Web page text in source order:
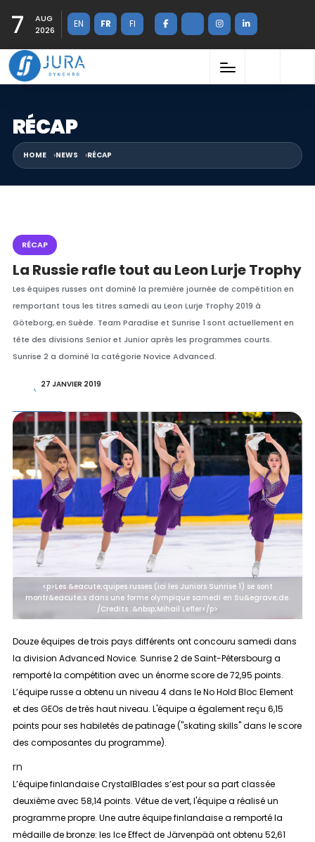
7
AUG
2026
EN FR FI
RÉCAP
HOME NEWS RÉCAP
RÉCAP
La Russie rafle tout au Leon Lurje Trophy
Les équipes russes ont dominé la première journée de compétition en
remportant tous les titres samedi au Leon Lurje Trophy 2019 à
Göteborg, en Suède. Team Paradise et Sunrise 1 sont actuellement en
tête des divisions Senior et Junior après les programmes courts.
Sunrise 2 a dominé la catégorie Novice Advanced.
27 JANVIER 2019
<p>Les &eacute;quipes russes (ici les Juniors Sunrise 1) se sont
montr&eacute;s dans une forme olympique samedi en Su&egrave;de.
/Credits :&nbsp;Mihail Lefler</p>
Douze équipes de trois pays différents ont concouru samedi dans
la division Advanced Novice. Sunrise 2 de Saint-Pétersbourg a
remporté la compétition avec un énorme score de 72,95 points.
L’équipe russe a obtenu un niveau 4 dans le No Hold Bloc Element
et des GEOs de très haut niveau. L'équipe a également reçu 6,15
points pour ses habiletés de patinage ("skating skills" dans le score
des composantes du programme).
rn
L’équipe finlandaise CrystalBlades s’est pour sa part classée
deuxième avec 58,14 points. Vêtue de vert, l'équipe a réalisé un
programme propre. Une autre équipe finlandaise a remporté la
médaille de bronze: les Ice Effect de Järvenpää ont obtenu 52,61